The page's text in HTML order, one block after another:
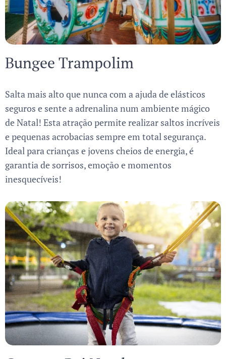
Bungee Trampolim
Salta mais alto que nunca com a ajuda de elásticos
seguros e sente a adrenalina num ambiente mágico
de Natal! Esta atração permite realizar saltos incríveis
e pequenas acrobacias sempre em total segurança.
Ideal para crianças e jovens cheios de energia, é
garantia de sorrisos, emoção e momentos
inesquecíveis!